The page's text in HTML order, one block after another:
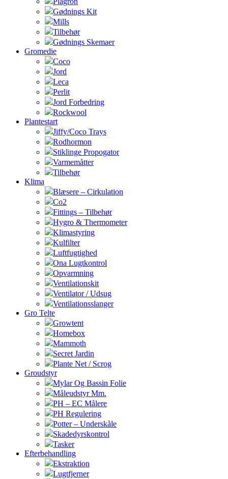
Gødnings Kit
Mills
Tilbehør
Gødnings Skemaer
Gromedie
Coco
Jord
Leca
Perlit
Jord Forbedring
Rockwool
Plantestart
Jiffy/Coco Trays
Rodhormon
Stiklinge Propogator
Varmemåtter
Tilbehør
Klima
Blæsere – Cirkulation
Co2
Fittings – Tilbehør
Hygro & Thermometer
Klimastyring
Kulfilter
Luftfugtighed
Ona Lugtkontrol
Opvarmning
Ventilationskit
Ventilator / Udsug
Ventilationsslanger
Gro Telte
Growtent
Homebox
Mammoth
Secret Jardin
Plante Net / Scrog
Groudstyr
Mylar Og Bassin Folie
Måleudstyr Mm.
PH – EC Målere
PH Regulering
Potter – Underskåle
Skadedyrskontrol
Tasker
Efterbehandling
Ekstraktion
Lugtfjerner